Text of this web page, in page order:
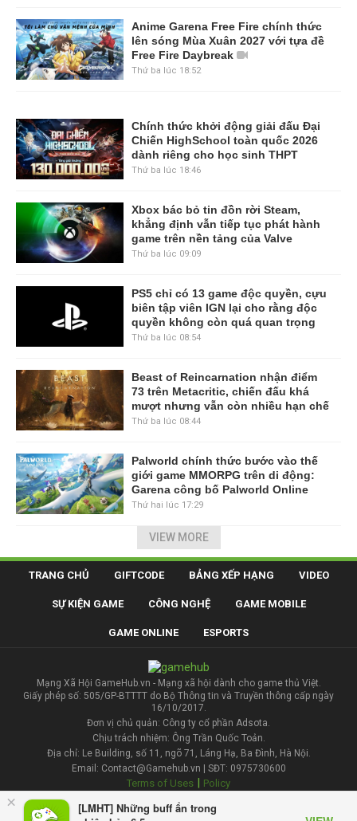
×
[LMHT] Những buff ẩn trong
Anime Garena Free Fire chính thức
lên sóng Mùa Xuân 2027 với tựa đề
Free Fire Daybreak
Thứ ba lúc 18:52
Chính thức khởi động giải đấu Đại
Chiến HighSchool toàn quốc 2026
dành riêng cho học sinh THPT
Thứ ba lúc 18:46
Xbox bác bỏ tin đồn rời Steam,
khẳng định vẫn tiếp tục phát hành
game trên nền tảng của Valve
Thứ ba lúc 09:09
PS5 chỉ có 13 game độc quyền, cựu
biên tập viên IGN lại cho rằng độc
quyền không còn quá quan trọng
Thứ ba lúc 08:54
Beast of Reincarnation nhận điểm
73 trên Metacritic, chiến đấu khá
mượt nhưng vẫn còn nhiều hạn chế
Thứ ba lúc 08:44
Palworld chính thức bước vào thế
giới game MMORPG trên di động:
Garena công bố Palworld Online
Thứ hai lúc 17:29
VIEW MORE
TRANG CHỦ GIFTCODE BẢNG XẾP HẠNG VIDEO
SỰ KIỆN GAME CÔNG NGHỆ GAME MOBILE
GAME ONLINE ESPORTS
Mạng Xã Hội GameHub.vn - Mạng xã hội dành cho game thủ Việt.
Giấy phép số: 505/GP-BTTTT do Bộ Thông tin và Truyền thông cấp ngày
16/10/2017.
Đơn vị chủ quản: Công ty cổ phần Adsota.
Chịu trách nhiệm: Ông Trần Quốc Toản.
Địa chỉ: Le Building, số 11, ngõ 71, Láng Hạ, Ba Đình, Hà Nội.
Email: Contact@Gamehub.vn | SĐT: 0975730600
Terms of Uses | Policy
Liên hệ đăng bài